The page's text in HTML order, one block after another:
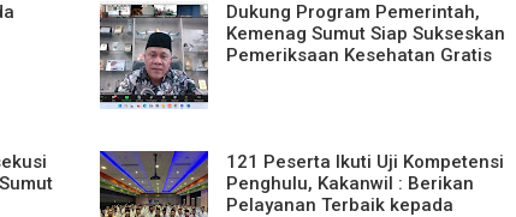
Dukung Program Pemerintah,
Kemenag Sumut Siap Sukseskan
Pemeriksaan Kesehatan Gratis
121 Peserta Ikuti Uji Kompetensi
Penghulu, Kakanwil : Berikan
Pelayanan Terbaik kepada